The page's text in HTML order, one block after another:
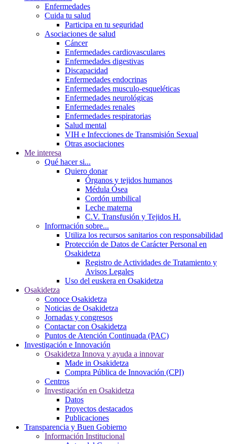
Enfermedades
Cuida tu salud
Participa en tu seguridad
Asociaciones de salud
Cáncer
Enfermedades cardiovasculares
Enfermedades digestivas
Discapacidad
Enfermedades endocrinas
Enfermedades musculo-esqueléticas
Enfermedades neurológicas
Enfermedades renales
Enfermedades respiratorias
Salud mental
VIH e Infecciones de Transmisión Sexual
Otras asociaciones
Me interesa
Qué hacer si...
Quiero donar
Órganos y tejidos humanos
Médula Ósea
Cordón umbilical
Leche materna
C.V. Transfusión y Tejidos H.
Información sobre...
Utiliza los recursos sanitarios con responsabilidad
Protección de Datos de Carácter Personal en
Osakidetza
Registro de Actividades de Tratamiento y
Avisos Legales
Uso del euskera en Osakidetza
Osakidetza
Conoce Osakidetza
Noticias de Osakidetza
Jornadas y congresos
Contactar con Osakidetza
Puntos de Atención Continuada (PAC)
Investigación e Innovación
Osakidetza Innova y ayuda a innovar
Made in Osakidetza
Compra Pública de Innovación (CPI)
Centros
Investigación en Osakidetza
Datos
Proyectos destacados
Publicaciones
Transparencia y Buen Gobierno
Información Institucional